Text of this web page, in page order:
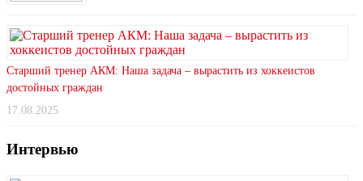
Старший тренер АКМ: Наша задача – вырастить из хоккеистов
достойных граждан
17.08.2025
Интервью